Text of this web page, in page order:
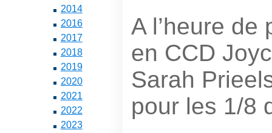
2014
2016
2017
2018
2019
2020
2021
2022
2023
A l’heure de
en CCD
Sarah
pour les 1/8